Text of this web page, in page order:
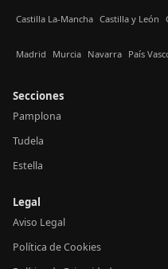
Castilla La-Mancha Castilla y León
Madrid Murcia Navarra País
Secciones
Pamplona
Tudela
Estella
Legal
Aviso Legal
Política de Cookies